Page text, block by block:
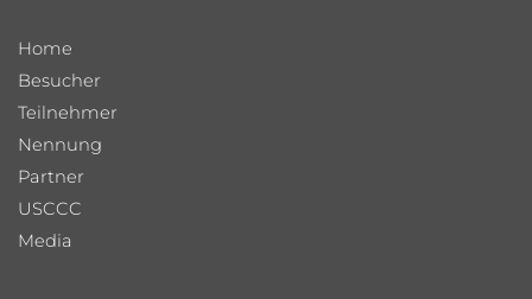
Home
Besucher
Teilnehmer
Nennung
Partner
USCCC
Media